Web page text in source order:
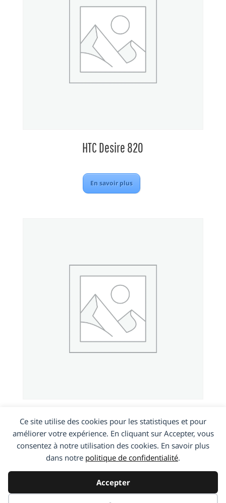
Ce site utilise des cookies pour les statistiques et pour
améliorer votre expérience. En cliquant sur Accepter, vous
consentez à notre utilisation des cookies. En savoir plus
dans notre politique de confidentialité.
Accepter
HTC Desire 820
En savoir plus
HTC Desire 816
En savoir plus